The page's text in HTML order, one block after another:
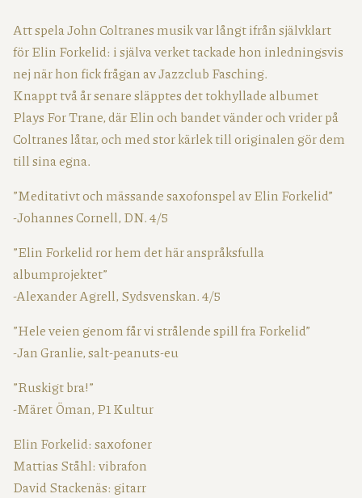
Att spela John Coltranes musik var långt ifrån självklart
för Elin Forkelid: i själva verket tackade hon inledningsvis
nej när hon fick frågan av Jazzclub Fasching.
Knappt två år senare släpptes det tokhyllade albumet
Plays For Trane, där Elin och bandet vänder och vrider på
Coltranes låtar, och med stor kärlek till originalen gör dem
till sina egna.
”Meditativt och mässande saxofonspel av Elin Forkelid”
-Johannes Cornell, DN. 4/5
”Elin Forkelid ror hem det här anspråksfulla
albumprojektet”
-Alexander Agrell, Sydsvenskan. 4/5
”Hele veien genom får vi strålende spill fra Forkelid”
-Jan Granlie, salt-peanuts-eu
”Ruskigt bra!”
-Märet Öman, P1 Kultur
Elin Forkelid: saxofoner
Mattias Ståhl: vibrafon
David Stackenäs: gitarr